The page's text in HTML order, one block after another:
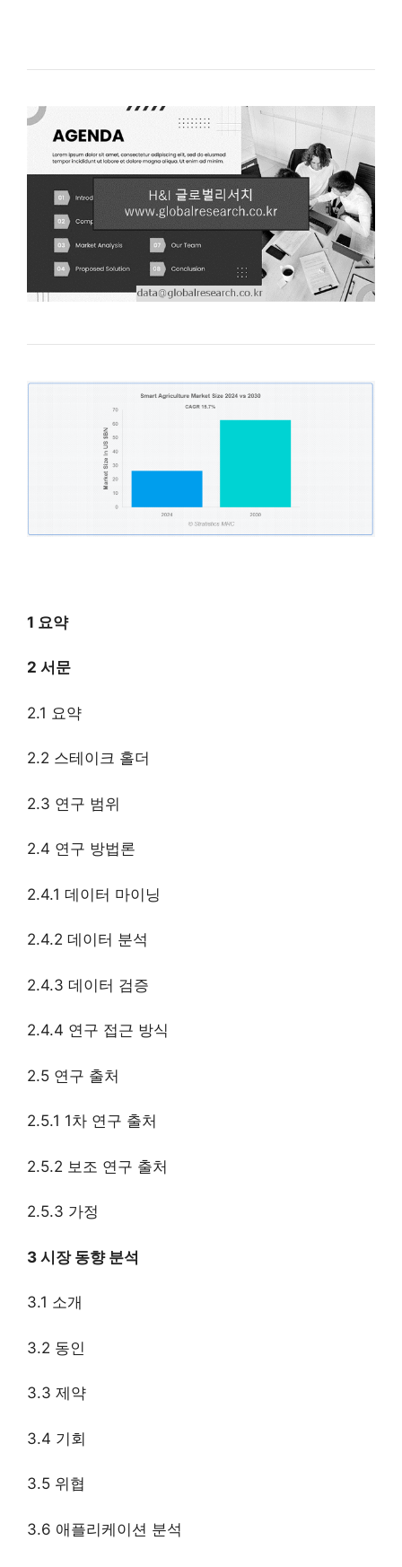
1 요약
2 서문
2.1 요약
2.2 스테이크 홀더
2.3 연구 범위
2.4 연구 방법론
2.4.1 데이터 마이닝
2.4.2 데이터 분석
2.4.3 데이터 검증
2.4.4 연구 접근 방식
2.5 연구 출처
2.5.1 1차 연구 출처
2.5.2 보조 연구 출처
2.5.3 가정
3 시장 동향 분석
3.1 소개
3.2 동인
3.3 제약
3.4 기회
3.5 위협
3.6 애플리케이션 분석